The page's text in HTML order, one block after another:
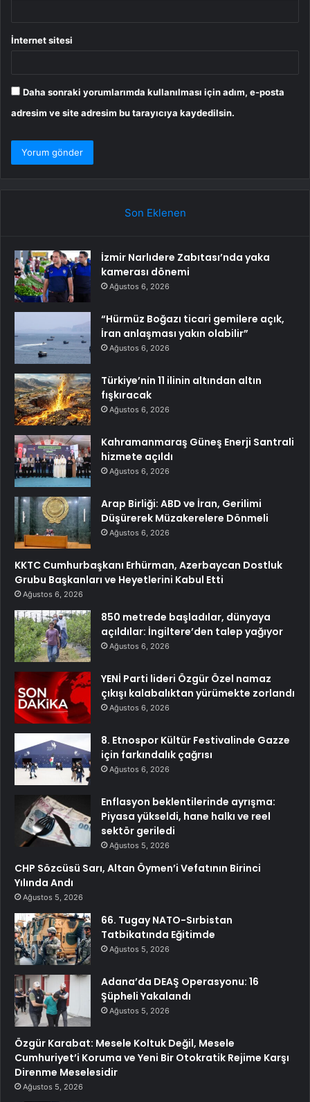
İnternet sitesi
Daha sonraki yorumlarımda kullanılması için adım, e-posta
adresim ve site adresim bu tarayıcıya kaydedilsin.
Son Eklenen
İzmir Narlıdere Zabıtası’nda yaka
kamerası dönemi
Ağustos 6, 2026
“Hürmüz Boğazı ticari gemilere açık,
İran anlaşması yakın olabilir”
Ağustos 6, 2026
Türkiye’nin 11 ilinin altından altın
fışkıracak
Ağustos 6, 2026
Kahramanmaraş Güneş Enerji Santrali
hizmete açıldı
Ağustos 6, 2026
Arap Birliği: ABD ve İran, Gerilimi
Düşürerek Müzakerelere Dönmeli
Ağustos 6, 2026
KKTC Cumhurbaşkanı Erhürman, Azerbaycan Dostluk
Grubu Başkanları ve Heyetlerini Kabul Etti
Ağustos 6, 2026
850 metrede başladılar, dünyaya
açıldılar: İngiltere’den talep yağıyor
Ağustos 6, 2026
YENİ Parti lideri Özgür Özel namaz
çıkışı kalabalıktan yürümekte zorlandı
Ağustos 6, 2026
8. Etnospor Kültür Festivalinde Gazze
için farkındalık çağrısı
Ağustos 6, 2026
Enflasyon beklentilerinde ayrışma:
Piyasa yükseldi, hane halkı ve reel
sektör geriledi
Ağustos 5, 2026
CHP Sözcüsü Sarı, Altan Öymen’i Vefatının Birinci
Yılında Andı
Ağustos 5, 2026
66. Tugay NATO-Sırbistan
Tatbikatında Eğitimde
Ağustos 5, 2026
Adana’da DEAŞ Operasyonu: 16
Şüpheli Yakalandı
Ağustos 5, 2026
Özgür Karabat: Mesele Koltuk Değil, Mesele
Cumhuriyet’i Koruma ve Yeni Bir Otokratik Rejime Karşı
Direnme Meselesidir
Ağustos 5, 2026